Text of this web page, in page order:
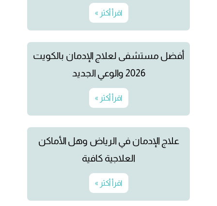
اقرأ أكثر »
أفضل مستشفى لعلاج الإدمان بالكويت
2026 والوعي الجديد
اقرأ أكثر »
علاج الإدمان في الرياض وهل الأماكن
العلاجية كافية
اقرأ أكثر »